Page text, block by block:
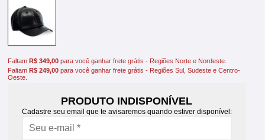
FaltamR$ 349,00 para você ganhar frete grátis - Regiões Norte e Nordeste.
FaltamR$ 249,00 para você ganhar frete grátis - Regiões Sul, Sudeste e Centro-
Oeste.
PRODUTO INDISPONÍVEL
Cadastre seu email que te avisaremos quando estiver disponível: